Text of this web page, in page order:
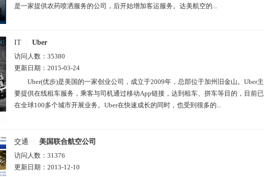
是一家提供农药喷洒服务的公司，后开始增加客运服务。达美航空的...
IT
Uber
访问人数： 35380
更新日期： 2015-03-24
Uber(优步)是美国的一家创业公司，成立于2009年，总部位于加州旧金山。Uber主
要提供在线租车服务，乘客与司机通过移动App链接，达到租车、拼车等目的，目前已
在全球100多个城市开展业务。Uber在快速成长的同时，也受到很多的...
交通
美国联合航空公司
访问人数： 31376
更新日期： 2013-12-10